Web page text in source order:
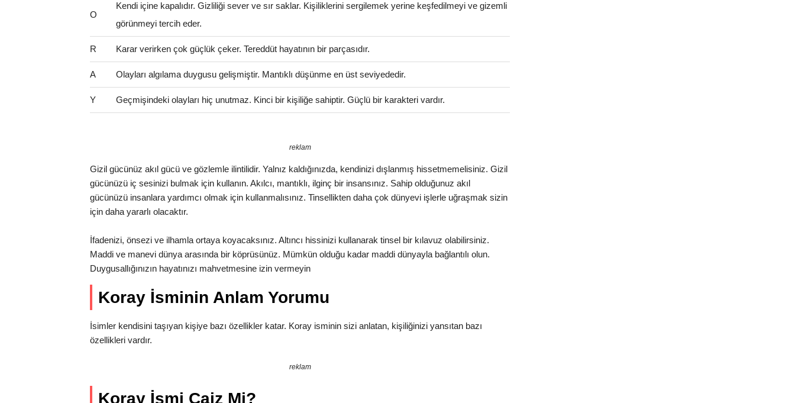
O
Kendi içine kapalıdır. Gizliliği sever ve sır saklar. Kişiliklerini sergilemek yerine keşfedilmeyi ve gizemli
görünmeyi tercih eder.
R Karar verirken çok güçlük çeker. Tereddüt hayatının bir parçasıdır.
A Olayları algılama duygusu gelişmiştir. Mantıklı düşünme en üst seviyededir.
Y Geçmişindeki olayları hiç unutmaz. Kinci bir kişiliğe sahiptir. Güçlü bir karakteri vardır.
reklam
Gizil gücünüz akıl gücü ve gözlemle ilintilidir. Yalnız kaldığınızda, kendinizi dışlanmış hissetmemelisiniz. Gizil
gücünüzü iç sesinizi bulmak için kullanın. Akılcı, mantıklı, ilginç bir insansınız. Sahip olduğunuz akıl
gücünüzü insanlara yardımcı olmak için kullanmalısınız. Tinsellikten daha çok dünyevi işlerle uğraşmak sizin
için daha yararlı olacaktır.
İfadenizi, önsezi ve ilhamla ortaya koyacaksınız. Altıncı hissinizi kullanarak tinsel bir kılavuz olabilirsiniz.
Maddi ve manevi dünya arasında bir köprüsünüz. Mümkün olduğu kadar maddi dünyayla bağlantılı olun.
Duygusallığınızın hayatınızı mahvetmesine izin vermeyin
Koray İsminin Anlam Yorumu
İsimler kendisini taşıyan kişiye bazı özellikler katar. Koray isminin sizi anlatan, kişiliğinizi yansıtan bazı
özellikleri vardır.
reklam
Koray İsmi Caiz Mi?